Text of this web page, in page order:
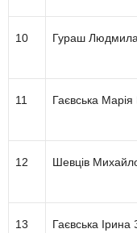
10 Гураш Людмила
11 Гаєвська
12 Шевців
13 Гаєвська Ірина